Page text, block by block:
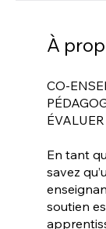
À
CO-
En tant
savez
soutien